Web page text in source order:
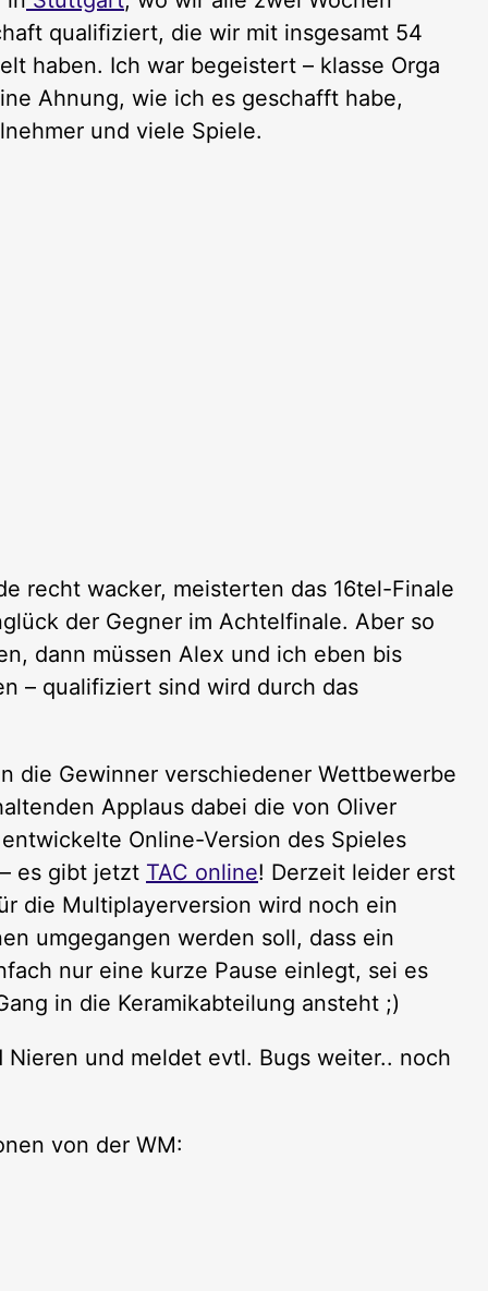
qualifiziert, die wir mit insgesamt 54
haben. Ich war begeistert – klasse Orga
Ahnung, wie ich es geschafft habe,
und viele Spiele.
recht wacker, meisterten das 16tel-Finale
der Gegner im Achtelfinale. Aber so
dann müssen Alex und ich eben bis
– qualifiziert sind wird durch das
die Gewinner verschiedener Wettbewerbe
Applaus dabei die von Oliver
Online-Version des Spieles
es gibt jetzt TAC online! Derzeit leider erst
die Multiplayerversion wird noch ein
umgegangen werden soll, dass ein
nur eine kurze Pause einlegt, sei es
in die Keramikabteilung ansteht ;)
und meldet evtl. Bugs weiter.. noch
von der WM: